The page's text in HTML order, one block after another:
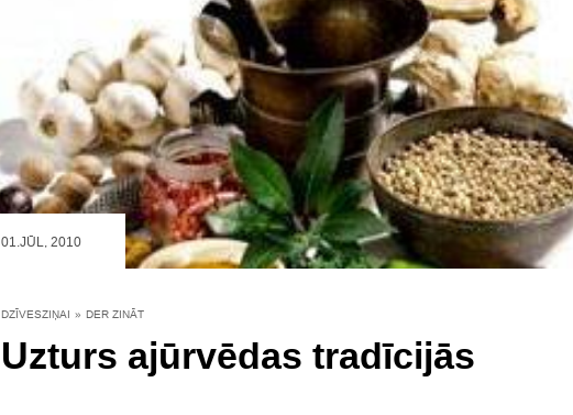
01.JŪL, 2010
DZĪVESZIŅAI » DER ZINĀT
Uzturs ajūrvēdas tradīcijās